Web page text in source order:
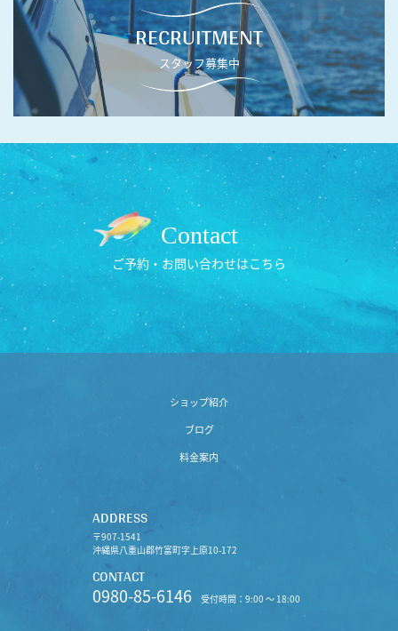
RECRUITMENT
スタッフ募集中
Contact
ご予約・お問い合わせはこちら
ショップ紹介
ブログ
料金案内
ADDRESS
〒907-1541
沖縄県八重山郡竹富町字上原10-172
CONTACT
0980-85-6146 受付時間：9:00 〜 18:00